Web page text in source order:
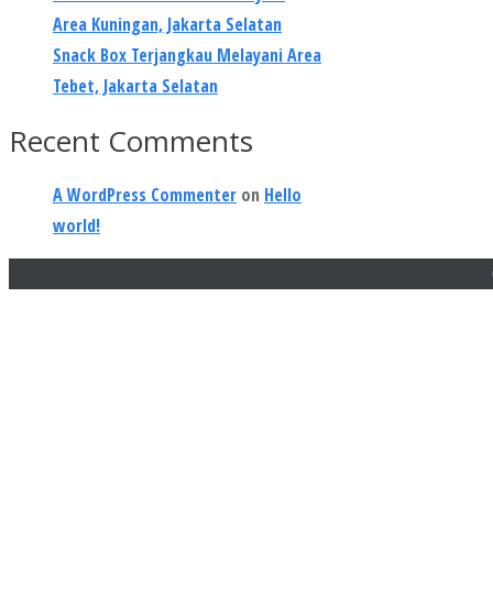
Area Kuningan, Jakarta Selatan
Snack Box Terjangkau Melayani Area
Tebet, Jakarta Selatan
Recent Comments
A WordPress Commenter on Hello
world!